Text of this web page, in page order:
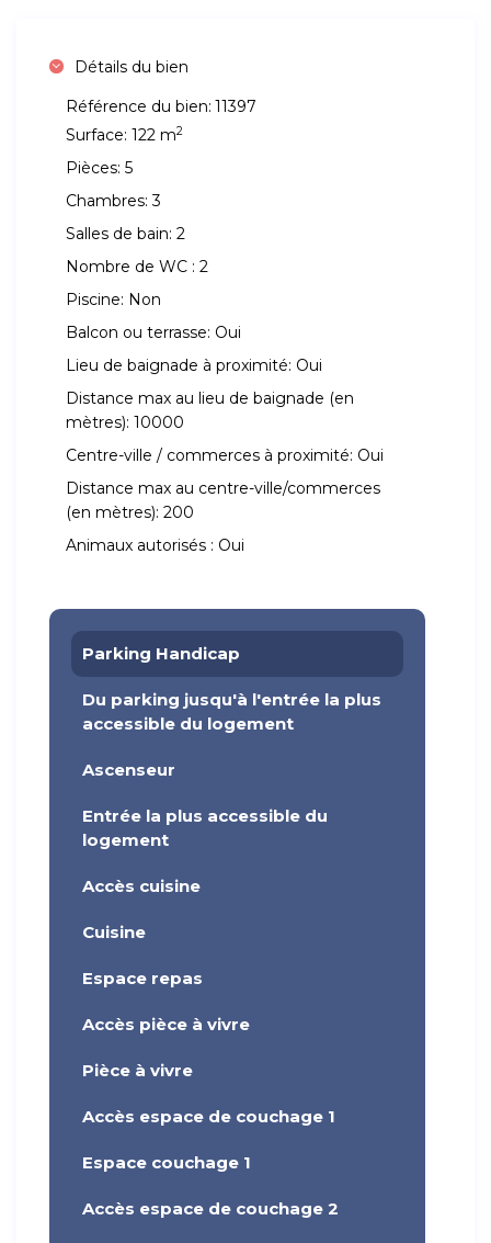
Détails du bien
Référence du bien: 11397
Surface: 122 m2
Pièces: 5
Chambres: 3
Salles de bain: 2
Nombre de WC : 2
Piscine: Non
Balcon ou terrasse: Oui
Lieu de baignade à proximité: Oui
Distance max au lieu de baignade (en
mètres): 10000
Centre-ville / commerces à proximité: Oui
Distance max au centre-ville/commerces
(en mètres): 200
Animaux autorisés : Oui
Parking Handicap
Du parking jusqu'à l'entrée la plus
accessible du logement
Ascenseur
Entrée la plus accessible du
logement
Accès cuisine
Cuisine
Espace repas
Accès pièce à vivre
Pièce à vivre
Accès espace de couchage 1
Espace couchage 1
Accès espace de couchage 2